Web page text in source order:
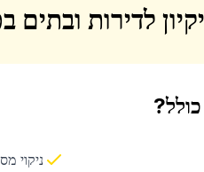
לדירות ובתים
ניקוי